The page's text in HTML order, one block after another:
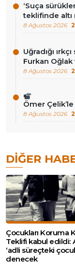
‘Suça
teklifinde
8 Ağustos 2026
Uğradığı
Furkan
8 Ağustos 2026
Ömer
8 Ağustos 2026
DIĞER
Çocukları Koruma
Teklifi kabul edildi:
‘adli süreçteki
denecek